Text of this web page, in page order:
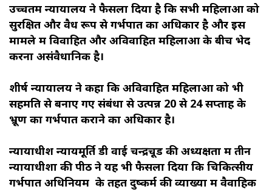
उच्चतम न्यायालय ने फैसला दिया है कि सभी महिलाओं को
सुरक्षित और वैध रूप से गर्भपात का अधिकार है और इस
मामले में विवाहित और अविवाहित महिलाओं के बीच भेद
करना असंवैधानिक है।
शीर्ष न्यायालय ने कहा कि अविवाहित महिलाओं को भी
सहमति से बनाए गए संबंधों से उत्पन्न 20 से 24 सप्ताह के
भ्रूण का गर्भपात कराने का अधिकार है।
न्यायाधीश न्यायमूर्ति डी वाई चन्द्रचूड की अध्यक्षता में तीन
न्यायाधीशों की पीठ ने यह भी फैसला दिया कि चिकित्सीय
गर्भपात अधिनियम के तहत दुष्कर्म की व्याख्या में वैवाहिक